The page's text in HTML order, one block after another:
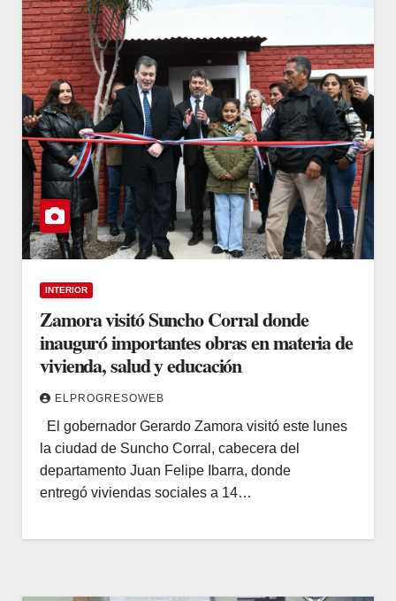
INTERIOR
Zamora visitó Suncho Corral donde
inauguró importantes obras en materia de
vivienda, salud y educación
ELPROGRESOWEB
El gobernador Gerardo Zamora visitó este lunes
la ciudad de Suncho Corral, cabecera del
departamento Juan Felipe Ibarra, donde
entregó viviendas sociales a 14…